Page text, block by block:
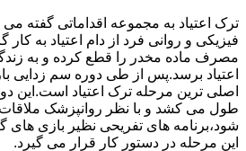
ترک اعتیاد به مجموعه اقداماتی گفته
فیزیکی و روانی فرد از دام اعتیاد به
مصرف ماده مخدر را قطع کرده و به
اعتیاد برسد.پس از طی دوره سم زدایی
اصلی ترین مرحله ترک اعتیاد است.این
طول می کشد و با نظر روانپزشک ملاقات
شود،برنامه های تفریحی نظیر بازی های
این مرحله در دستور کار قرار می گیرد.